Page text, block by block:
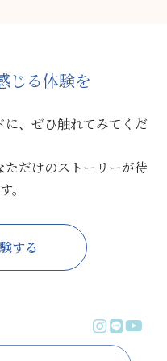
じる体験を
、ぜひ触れてみてくだ
だけのストーリーが待
。
する